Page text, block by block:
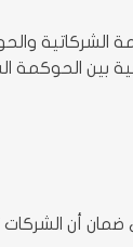
الشركاتية
بين الحوكمة
ضمان أن الشركات